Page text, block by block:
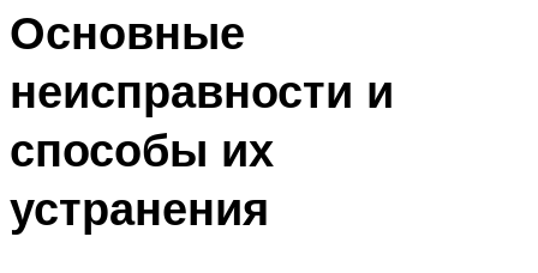
Основные
неисправности и
способы их
устранения